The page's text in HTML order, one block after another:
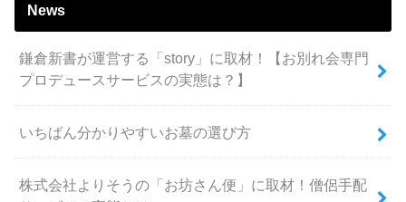
News
鎌倉新書が運営する「story」に取材！【お別れ会専門
プロデュースサービスの実態は？】
いちばん分かりやすいお墓の選び方
株式会社よりそうの「お坊さん便」に取材！僧侶手配